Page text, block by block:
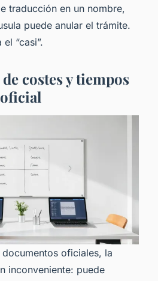
traducción en un nombre,
puede anular el trámite.
“casi”.
costes y tiempos
oficiales, la
inconveniente: puede